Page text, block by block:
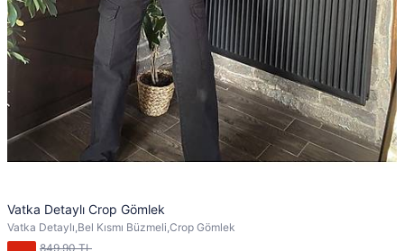
Vatka Detaylı Crop Gömlek
Vatka Detaylı,Bel Kısmı Büzmeli,Crop Gömlek
849,90 TL